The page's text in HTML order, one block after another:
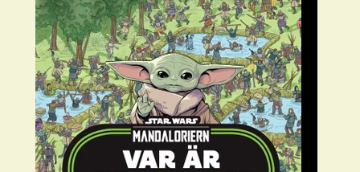
Olivia tipsar
Vinnare
FAQ
För bibliotek